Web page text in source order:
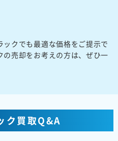
クでも最適な価格をご提示で
売却をお考えの方は、ぜひ一
ク買取Q&A